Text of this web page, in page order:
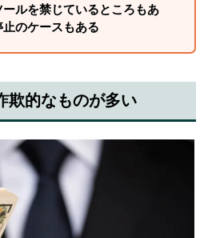
ルを禁じているところもあ
のケースもある
欺的なものが多い